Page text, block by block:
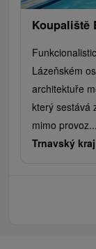
Koupaliště
Lázeňském
architektuře
který sestává
mimo provoz...
Trnavský